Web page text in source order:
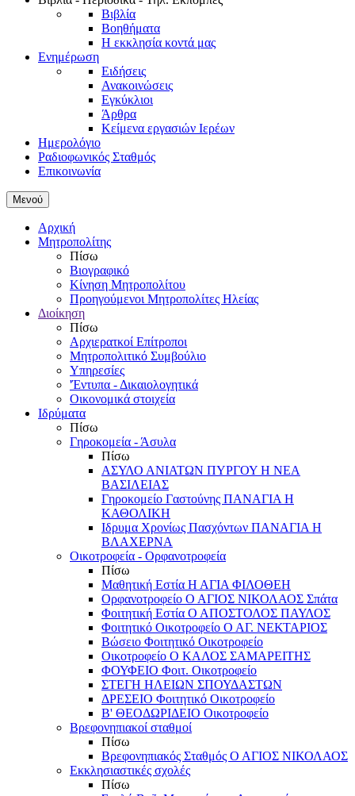
Βιβλία
Βοηθήματα
Η εκκλησία κοντά μας
Ενημέρωση
Ειδήσεις
Ανακοινώσεις
Εγκύκλιοι
Άρθρα
Κείμενα εργασιών Ιερέων
Ημερολόγιο
Ραδιοφωνικός Σταθμός
Επικοινωνία
Μενού
Αρχική
Μητροπολίτης
Πίσω
Βιογραφικό
Κίνηση Μητροπολίτου
Προηγούμενοι Μητροπολίτες Ηλείας
Διοίκηση
Πίσω
Αρχιερατκοί Επίτροποι
Μητροπολιτικό Συμβούλιο
Υπηρεσίες
'Έντυπα - Δικαιολογητικά
Οικονομικά στοιχεία
Ιδρύματα
Πίσω
Γηροκομεία - Άσυλα
Πίσω
ΑΣΥΛΟ ΑΝΙΑΤΩΝ ΠΥΡΓΟΥ Η ΝΕΑ
ΒΑΣΙΛΕΙΑΣ
Γηροκομείο Γαστούνης ΠΑΝΑΓΙΑ Η
ΚΑΘΟΛΙΚΗ
Ιδρυμα Χρονίως Πασχόντων ΠΑΝΑΓΙΑ Η
ΒΛΑΧΕΡΝΑ
Οικοτροφεία - Ορφανοτροφεία
Πίσω
Μαθητική Εστία Η ΑΓΙΑ ΦΙΛΟΘΕΗ
Ορφανοτροφείο Ο ΑΓΙΟΣ ΝΙΚΟΛΑΟΣ Σπάτα
Φοιτητική Εστία Ο ΑΠΟΣΤΟΛΟΣ ΠΑΥΛΟΣ
Φοιτητικό Οικοτροφείο Ο ΑΓ. ΝΕΚΤΑΡΙΟΣ
Βώσειο Φοιτητικό Οικοτροφείο
Οικοτροφείο Ο ΚΑΛΟΣ ΣΑΜΑΡΕΙΤΗΣ
ΦΟΥΦΕΙΟ Φοιτ. Οικοτροφείο
ΣΤΕΓΗ ΗΛΕΙΩΝ ΣΠΟΥΔΑΣΤΩΝ
ΔΡΕΣΕΙΟ Φοιτητικό Οικοτροφείο
Β' ΘΕΟΔΩΡΙΔΕΙΟ Οικοτροφείο
Βρεφονηπιακοί σταθμοί
Πίσω
Βρεφονηπιακός Σταθμός Ο ΑΓΙΟΣ ΝΙΚΟΛΑΟΣ
Εκκλησιαστικές σχολές
Πίσω